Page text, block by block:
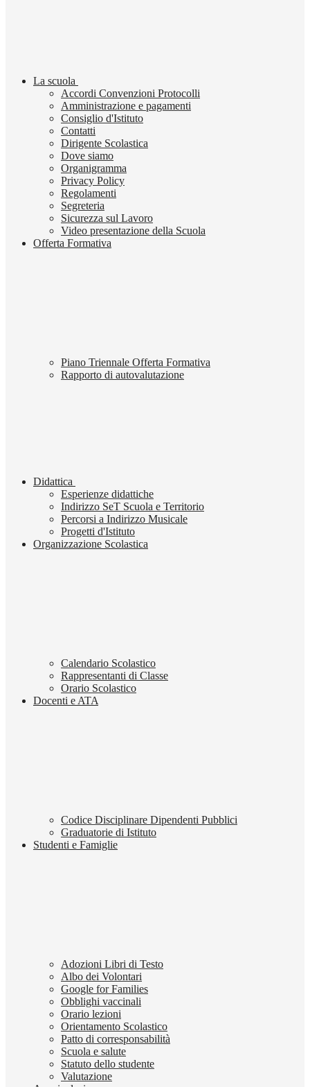
La scuola
Accordi Convenzioni Protocolli
Amministrazione e pagamenti
Consiglio d'Istituto
Contatti
Dirigente Scolastica
Dove siamo
Organigramma
Privacy Policy
Regolamenti
Segreteria
Sicurezza sul Lavoro
Video presentazione della Scuola
Offerta Formativa
Piano Triennale Offerta Formativa
Rapporto di autovalutazione
Didattica
Esperienze didattiche
Indirizzo SeT Scuola e Territorio
Percorsi a Indirizzo Musicale
Progetti d'Istituto
Organizzazione Scolastica
Calendario Scolastico
Rappresentanti di Classe
Orario Scolastico
Docenti e ATA
Codice Disciplinare Dipendenti Pubblici
Graduatorie di Istituto
Studenti e Famiglie
Adozioni Libri di Testo
Albo dei Volontari
Google for Families
Obblighi vaccinali
Orario lezioni
Orientamento Scolastico
Patto di corresponsabilità
Scuola e salute
Statuto dello studente
Valutazione